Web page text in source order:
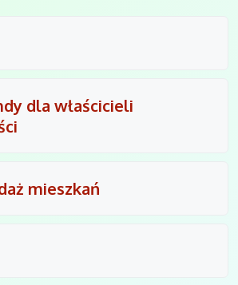
dla właścicieli
mieszkań